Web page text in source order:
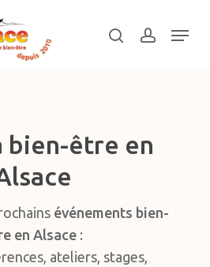
searchaccount
Menu
bien-être en
événements bien-
en Alsace:
ateliers, stages,